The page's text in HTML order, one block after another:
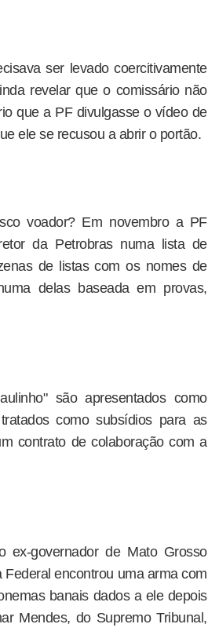
ser levado coercitivamente
revelar que o comissário não
que a PF divulgasse o vídeo de
ele se recusou a abrir o portão.
voador? Em novembro a PF
da Petrobras numa lista de
de listas com os nomes de
delas baseada em provas,
são apresentados como
como subsídios para as
contrato de colaboração com a
ex-governador de Mato Grosso
encontrou uma arma com
banais dados a ele depois
Mendes, do Supremo Tribunal,